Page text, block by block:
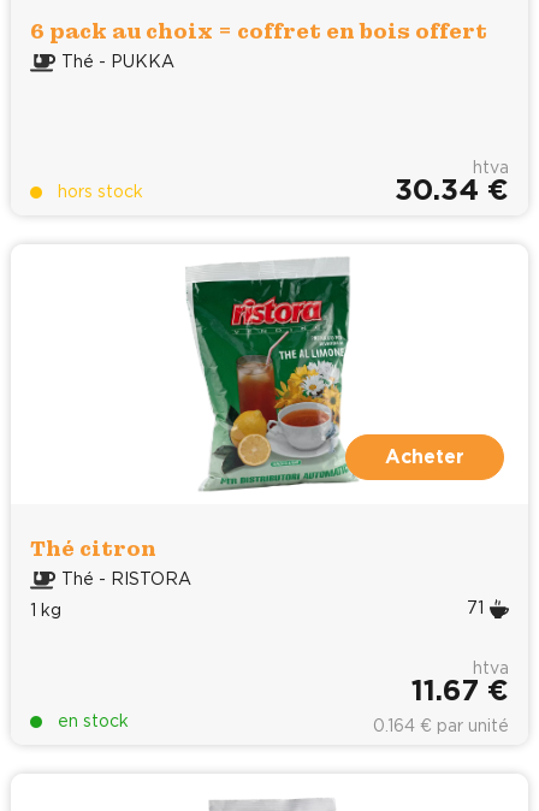
6 pack au choix = coffret en bois offert
Thé - PUKKA
hors stock
htva
30.34 €
Acheter
Thé citron
Thé - RISTORA
1 kg
71
en stock
htva
11.67 €
0.164 € par unité